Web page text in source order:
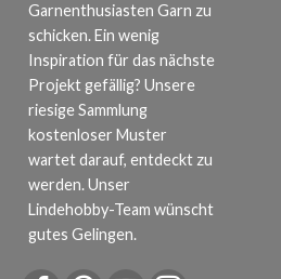
Garnenthusiasten Garn zu
schicken. Ein wenig
Inspiration für das nächste
Projekt gefällig? Unsere
riesige Sammlung
kostenloser Muster
wartet darauf, entdeckt zu
werden. Unser
Lindehobby-Team wünscht
gutes Gelingen.